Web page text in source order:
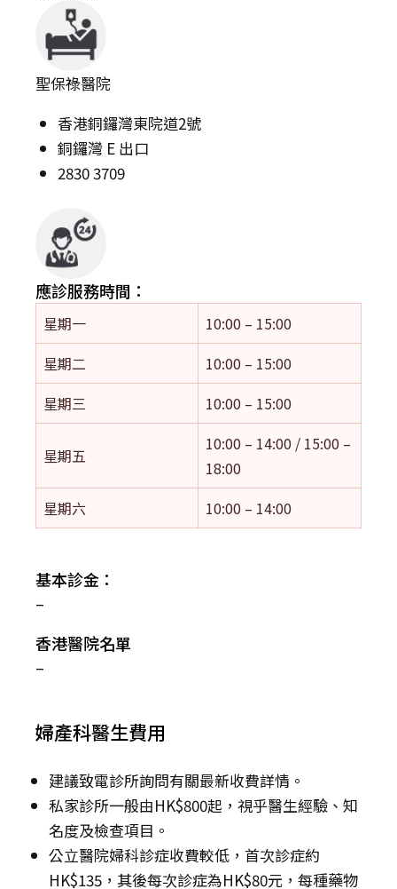
聖保祿醫院
香港銅鑼灣東院道2號
銅鑼灣 E 出口
2830 3709
應診服務時間：
星期一
10:00 – 15:00
星期二
10:00 – 15:00
星期三
10:00 – 15:00
星期五
10:00 – 14:00 / 15:00 –
18:00
星期六
10:00 – 14:00
基本診金：
–
香港醫院名單
–
婦產科醫生費用
建議致電診所詢問有關最新收費詳情。
私家診所一般由HK$800起，視乎醫生經驗、知
名度及檢查項目。
公立醫院婦科診症收費較低，首次診症約
HK$135，其後每次診症為HK$80元，每種藥物